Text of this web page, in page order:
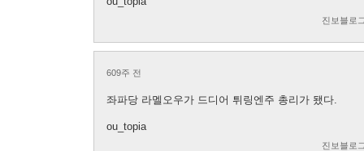
진보블로
609주 전
좌파당 라멜오우가 드디어 튀링엔주 총리가 됐다.
ou_topia
진보블로